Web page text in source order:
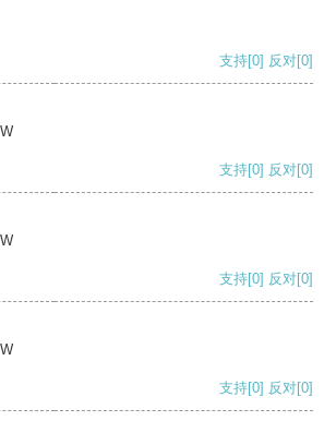
支持[0] 反对[0]
支持[0] 反对[0]
支持[0] 反对[0]
支持[0] 反对[0]